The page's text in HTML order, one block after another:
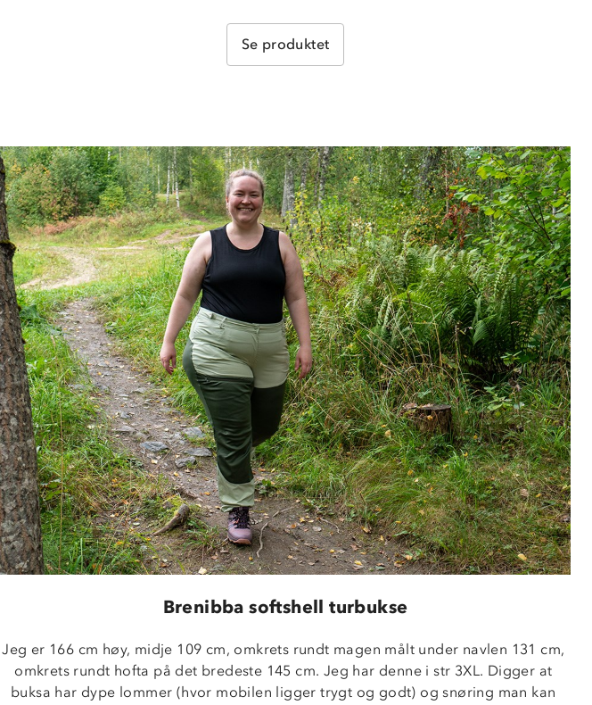
Se produktet
Brenibba softshell turbukse
Jeg er 166 cm høy, midje 109 cm, omkrets rundt magen målt under navlen 131 cm,
omkrets rundt hofta på det bredeste 145 cm. Jeg har denne i str 3XL. Digger at
buksa har dype lommer (hvor mobilen ligger trygt og godt) og snøring man kan